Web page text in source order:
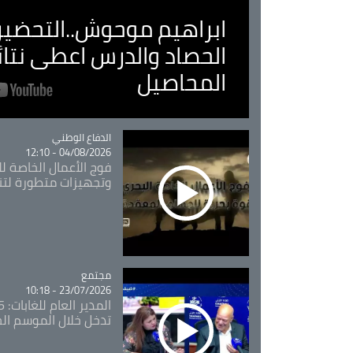
ابراهيم
الحصاد والدرس اعطى
المحاصيل
Catégorie
الدفاع الوطني
04/08/2026 - 12:10
فوج الأعمال الخاصة
وتجهيزات متطورة
Catégorie
مجتمع
23/07/2026 - 10:18
تدخل خلال الموسم